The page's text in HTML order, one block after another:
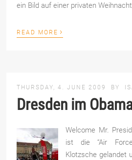
ein Bild auf einer privaten
READ MORE ›
THURSDAY, 4. JUNE 2009 BY
Dresden im
Welcome Mr.
ist die “Air
Klotzsche gelandet